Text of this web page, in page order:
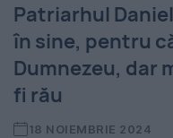
Patriarhul
în sine, pentru
Dumnezeu, dar
fi rău
18 NOIEMBRIE 2024